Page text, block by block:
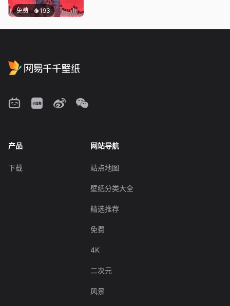
免费 193
产品
下载
网站导航
站点地图
壁纸分类大全
精选推荐
免费
4K
二次元
风景